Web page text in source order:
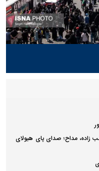
زاده، مداح؛ صدای پای هیولای